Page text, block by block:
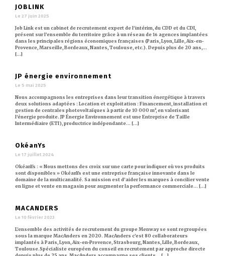
JOBLINK
Le 27 juin 2025
Job Link est un cabinet de recrutement expert de l’intérim, du CDD et du CDI,
présent sur l’ensemble du territoire grâce à un réseau de 16 agences implantées
dans les principales régions économiques françaises (Paris, Lyon, Lille, Aix-en-
Provence, Marseille, Bordeaux, Nantes, Toulouse, etc.). Depuis plus de 20 ans,…
[...]
JP énergie environnement
Le 5 mai 2025
Nous accompagnons les entreprises dans leur transition énergétique à travers
deux solutions adaptées : Location et exploitation : Financement, installation et
gestion de centrales photovoltaïques à partir de 10 000 m², en valorisant
l’énergie produite. JP Énergie Environnement est une Entreprise de Taille
Intermédiaire (ETI), productrice indépendante… [...]
OkéanYs
Le 17 juillet 2024
OkéanYs : « Nous mettons des croix sur une carte pour indiquer où vos produits
sont disponibles » OkéanYs est une entreprise française innovante dans le
domaine de la multicanalité. Sa mission est d’aider les marques à concilier vente
en ligne et vente en magasin pour augmenter la performance commerciale… [...]
MACANDERS
Le 10 février 2023
L’ensemble des activités de recrutement du groupe Menway se sont regroupées
sous la marque MacAnders en 2020. MacAnders c’est 80 collaborateurs
implantés à Paris, Lyon, Aix-en-Provence, Strasbourg, Nantes, Lille, Bordeaux,
Toulouse.Spécialiste européen du conseil en recrutement par approche directe